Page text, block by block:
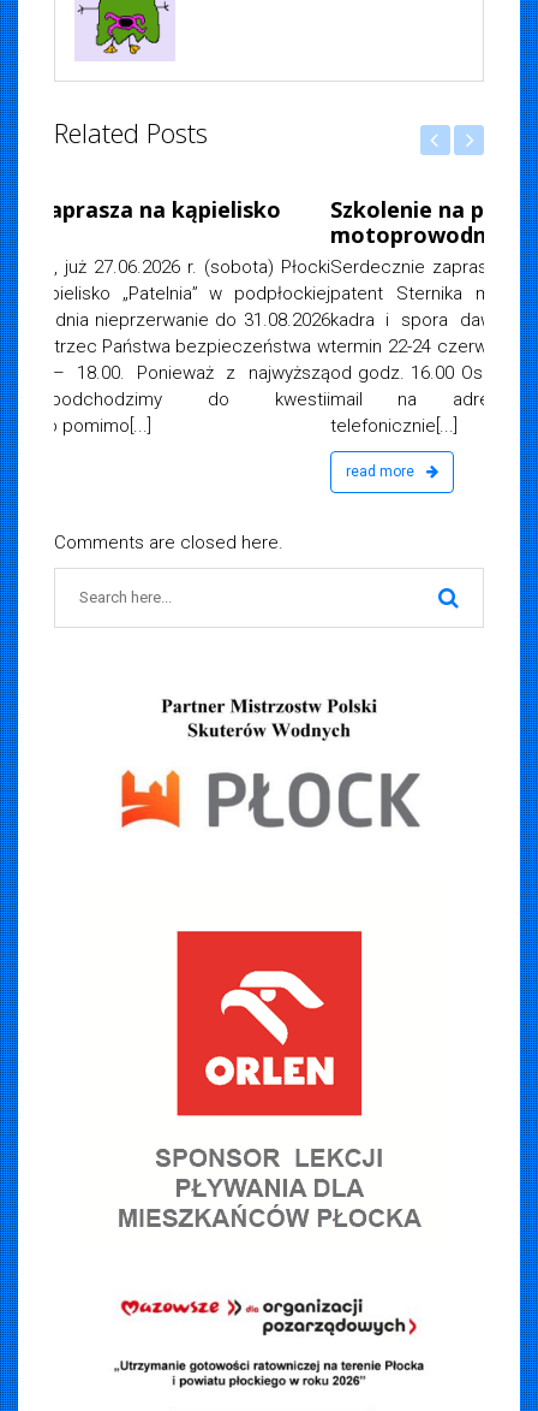
Related Posts
Szkolenie na patent sternika
Serdecznie zapraszamy do udziału w szkoleniu na
patent Sternika motorowodnego Wykwalifikowane
kadra i spora dawka wiedzy Zajęcia teoretyczne
termin 22-24 czerwca r. Egzamin 29 czerwca 2026 r.
od godz. 16.00 Osoby zainteresowane prosimy o e-
mail na adres:
biuro@woprplock.pl
lub
telefonicznie[...]
Comments are closed here.